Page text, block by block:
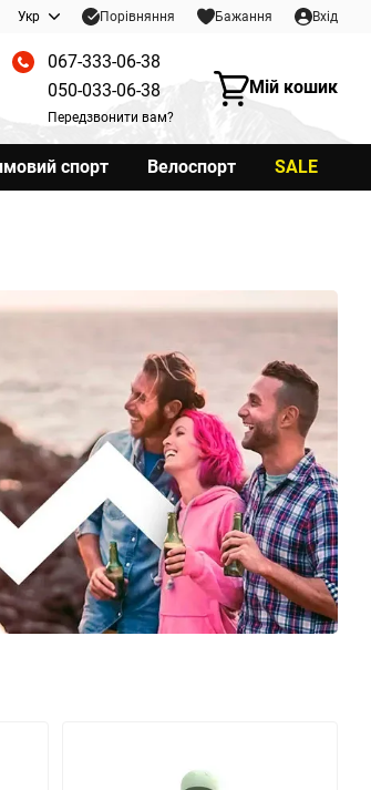
Укр Порівняння Бажання Вхід
067-333-06-38
050-033-06-38
Передзвонити вам?
Мій кошик
спорт Велоспорт SALE